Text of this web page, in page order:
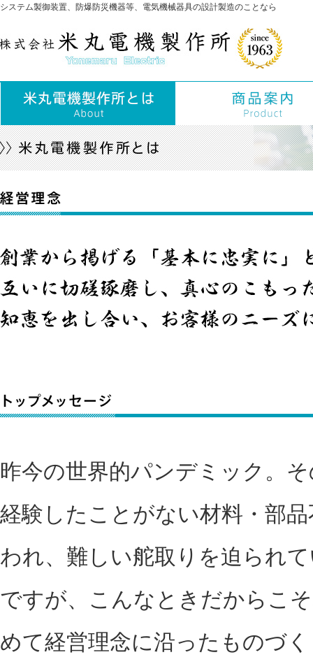
システム製御装置、防爆防災機器等、電気機械器具の設計製造のことなら
昨今の世界的パンデミック。
経験したことがない材料・部
われ、難しい舵取りを迫られ
ですが、こんなときだからこ
めて経営理念に沿ったものづ